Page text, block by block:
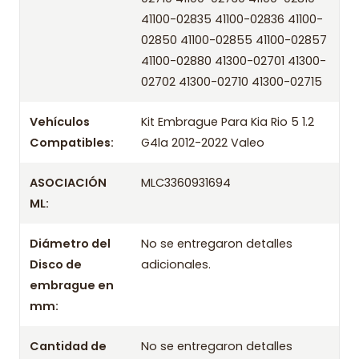
Valeo
/ Códigos equivalentes
Información técnica
Producto
Información de compra
Entrega el mismo día en comunas aplicables de Santiago si
compras antes de las 10:30 de lunes a viernes. Realizamos
Incluye
- Disco
41100-02835 41100-02836 41100-
02850 41100-02855 41100-02857
41100-02880 41300-02701 41300-
02702 41300-02710 41300-02715
Vehículos
Compatibles:
Kit Embrague Para Kia Rio 5 1.2
G4la 2012-2022 Valeo
ASOCIACIÓN
ML:
MLC3360931694
Diámetro del
Disco de
embrague en
mm:
No se entregaron detalles
adicionales.
Cantidad de
No se entregaron detalles